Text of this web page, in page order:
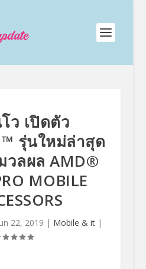
ว เปิดตัว
รุ่นใหม่ล่าสุด
วลผล AMD®
MOBILE
22, 2019 | Mobile & it|